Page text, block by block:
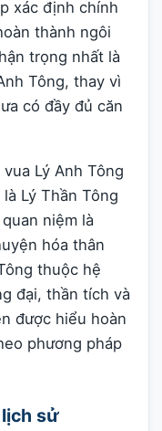
xác định chính
thành ngôi
trọng nhất là
Tông, thay vì
có đầy đủ căn
Lý Anh Tông
Lý Thần Tông
niệm là
hóa thân
thuộc hệ
đại, thần tích và
được hiểu hoàn
phương pháp
sử